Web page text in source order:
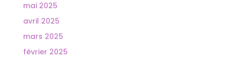
mai 2025
avril 2025
mars 2025
février 2025